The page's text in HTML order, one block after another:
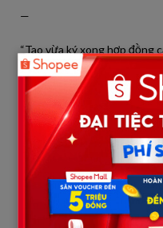
—
“Tao vừa ký xong hợp đồng
hứng.
“Tốt quá,” bà Hạnh cười.
“Nhà mới đẹp lắm mẹ ạ.”
“Ừ, sau này có chỗ ổn định.”
Tôi đặt bát xuống.